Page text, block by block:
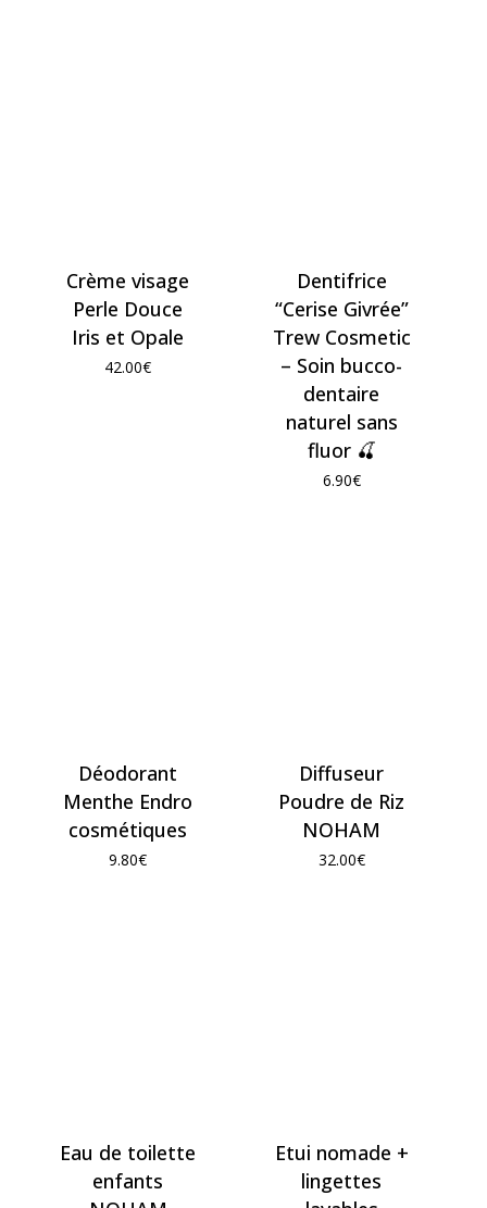
Crème visage
Perle Douce
Iris et Opale
42.00€
Dentifrice
“Cerise Givrée”
Trew Cosmetic
– Soin bucco-
dentaire
naturel sans
fluor 🍒
6.90€
Déodorant
Menthe Endro
cosmétiques
9.80€
Diffuseur
Poudre de Riz
NOHAM
32.00€
Eau de toilette
enfants
Etui nomade +
lingettes